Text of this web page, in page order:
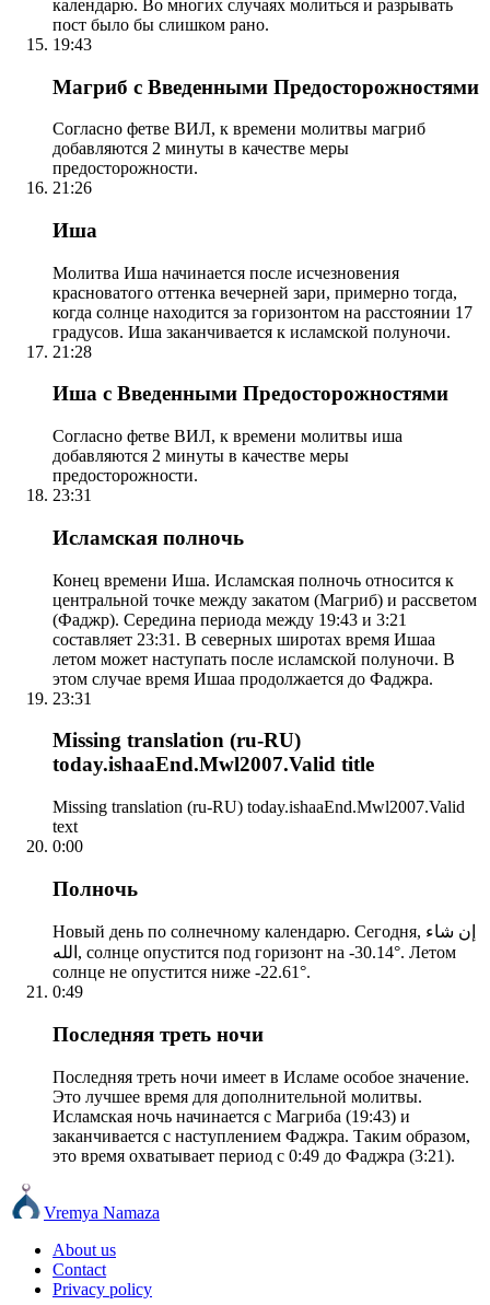
календарю. Во многих случаях молиться и разрывать
пост было бы слишком рано.
19:43
Магриб с Введенными Предосторожностями
Согласно фетве ВИЛ, к времени молитвы магриб
добавляются 2 минуты в качестве меры
предосторожности.
21:26
Иша
Молитва Иша начинается после исчезновения
красноватого оттенка вечерней зари, примерно тогда,
когда солнце находится за горизонтом на расстоянии 17
градусов. Иша заканчивается к исламской полуночи.
21:28
Иша с Введенными Предосторожностями
Согласно фетве ВИЛ, к времени молитвы иша
добавляются 2 минуты в качестве меры
предосторожности.
23:31
Исламская полночь
Конец времени Иша. Исламская полночь относится к
центральной точке между закатом (Магриб) и рассветом
(Фаджр). Середина периода между 19:43 и 3:21
составляет 23:31. В северных широтах время Ишаа
летом может наступать после исламской полуночи. В
этом случае время Ишаа продолжается до Фаджра.
23:31
Missing translation (ru-RU)
today.ishaaEnd.Mwl2007.Valid title
Missing translation (ru-RU) today.ishaaEnd.Mwl2007.Valid
text
0:00
Полночь
Новый день по солнечному календарю. Сегодня, إن شاء
الله, солнце опустится под горизонт на -30.14°. Летом
солнце не опустится ниже -22.61°.
0:49
Последняя треть ночи
Последняя треть ночи имеет в Исламе особое значение.
Это лучшее время для дополнительной молитвы.
Исламская ночь начинается с Магриба (19:43) и
заканчивается с наступлением Фаджра. Таким образом,
это время охватывает период с 0:49 до Фаджра (3:21).
Vremya Namaza
About us
Contact
Privacy policy